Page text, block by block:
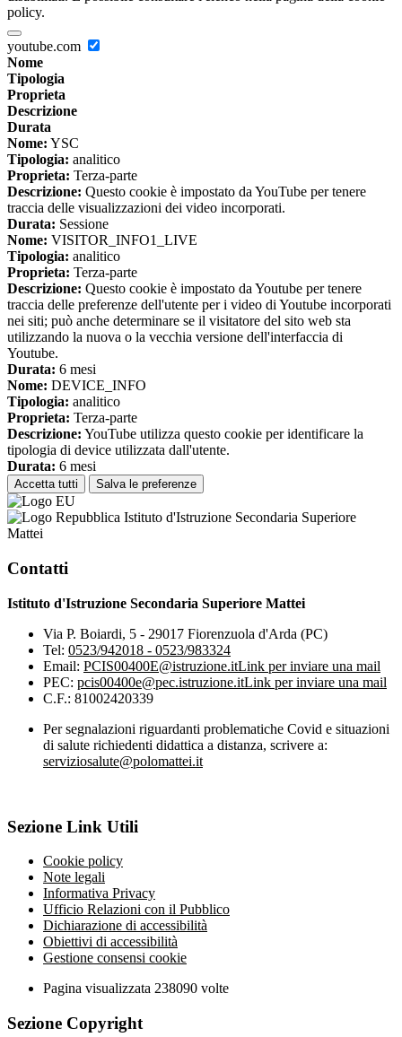
policy.
youtube.com
Nome
Tipologia
Proprieta
Descrizione
Durata
Nome: YSC
Tipologia: analitico
Proprieta: Terza-parte
Descrizione: Questo cookie è impostato da YouTube per tenere
traccia delle visualizzazioni dei video incorporati.
Durata: Sessione
Nome: VISITOR_INFO1_LIVE
Tipologia: analitico
Proprieta: Terza-parte
Descrizione: Questo cookie è impostato da Youtube per tenere
traccia delle preferenze dell'utente per i video di Youtube incorporati
nei siti; può anche determinare se il visitatore del sito web sta
utilizzando la nuova o la vecchia versione dell'interfaccia di
Youtube.
Durata: 6 mesi
Nome: DEVICE_INFO
Tipologia: analitico
Proprieta: Terza-parte
Descrizione: YouTube utilizza questo cookie per identificare la
tipologia di device utilizzata dall'utente.
Durata: 6 mesi
Accetta tutti Salva le preferenze
Istituto d'Istruzione Secondaria Superiore
Mattei
Contatti
Istituto d'Istruzione Secondaria Superiore Mattei
Via P. Boiardi, 5 - 29017 Fiorenzuola d'Arda (PC)
Tel: 0523/942018 - 0523/983324
Email: PCIS00400E@istruzione.itLink per inviare una mail
PEC: pcis00400e@pec.istruzione.itLink per inviare una mail
C.F.: 81002420339
Per segnalazioni riguardanti problematiche Covid e situazioni
di salute richiedenti didattica a distanza, scrivere a:
serviziosalute@polomattei.it
Sezione Link Utili
Cookie policy
Note legali
Informativa Privacy
Ufficio Relazioni con il Pubblico
Dichiarazione di accessibilità
Obiettivi di accessibilità
Gestione consensi cookie
Pagina visualizzata 238090 volte
Sezione Copyright